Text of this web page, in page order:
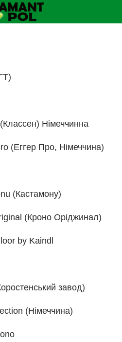
Німеччинна
(Еггер Про, Німеччина)
(Кастамону)
(Кроно Оріджинал)
by Kaindl
завод)
(Німеччина)